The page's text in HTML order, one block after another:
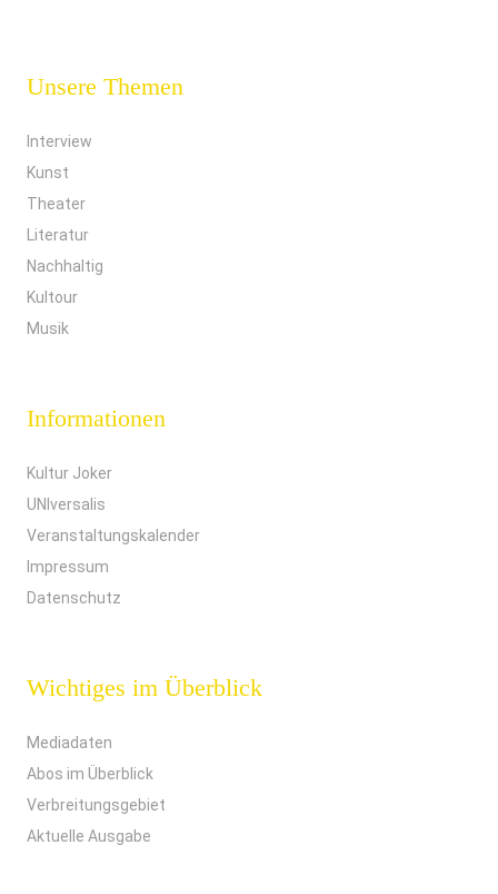
Unsere Themen
Interview
Kunst
Theater
Literatur
Nachhaltig
Kultour
Musik
Informationen
Kultur Joker
UNIversalis
Veranstaltungskalender
Impressum
Datenschutz
Wichtiges im Überblick
Mediadaten
Abos im Überblick
Verbreitungsgebiet
Aktuelle Ausgabe